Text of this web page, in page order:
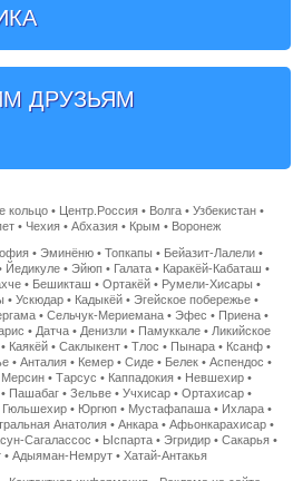
ДРУЗЬЯМ
кольцо • Центр.Россия • Волга •Узбекистан •
• Чехия• Абхазия• Крым • Воронеж
•Эминёню •Топкапы • Бейазит-Лалели •
Йедикуле• Эйюп• Галата• Каракёй-Кабаташ •
• Бешикташ • Ортакёй• Румели-Хисары •
•Ускюдар • Кадыкёй •Эгейское побережье •
• Сельчук-Мериемана• Эфес • Приена•
• Датча• Денизли• Памуккале• Ликийское
• Каякёй •Саклыкент •Тлос • Пынара • Ксанф •
•Анталия • Кемер •Сиде • Белек •Аспендос •
Мерсин •Тарсус • Каппадокия • Невшехир •
Пашабаг• Зельве• Учхисар• Ортахисар•
Гюльшехир• Юргюп• Мустафапаша• Ихлара•
Анатолия• Анкара• Афьонкарахисар•
Сагалассос • Ыспарта •Эгридир •Сакарья •
•Адыяман-Немрут •Хатай-Антакья